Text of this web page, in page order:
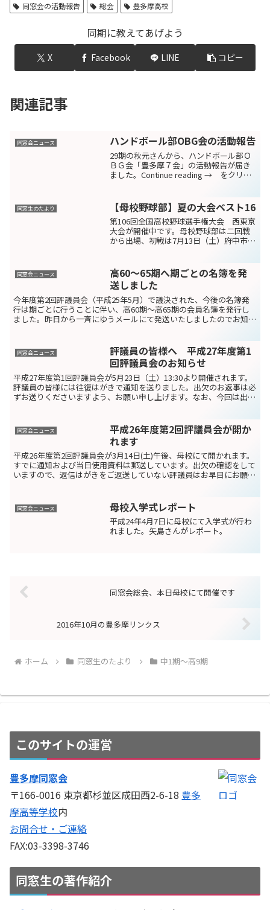
同窓会の活動報告
総会 豊多摩高校
同期に教えてあげよう
X Facebook LINE コピー
関連記事
同窓会ニュース ハンドボール部OBG会の活動報告
29期の秋元さんから、ハンドボール部Ｏ
ＢＧ会「豊多摩７会」の活動報告が届き
ました。Continue reading → をクリッ
同窓生のたより 【母校野球部】夏の大会ベスト16
第106回全国高校野球選手権大会 西東京
大会が開催中です。母校野球部は二回戦
から出場、初戦は7月13日（土）府中市民
球場で中大杉並高校と対戦、6対0で勝利
しました。...
同窓会ニュース
高60～65期へ期ごとの名簿を発
送しました
今年度第2回評議員会（平成25年5月）で議決された、今後の名簿発
行は期ごとに行うことに伴い、高60期～高65期の会員名簿を発行し
ました。昨日から一斉にゆうメールにて発送いたしましたのでお知ら
同窓会ニュース
評議員の皆様へ 平成27年度第1
回評議員会のお知らせ
平成27年度第1回評議員会が5月23日（土）13:30より開催されます。
評議員の皆様には往復はがきで通知を送りました。出欠のお返事は必
ずお送りくださいますよう、お願い申し上げます。なお、今回は出席
同窓会ニュース
平成26年度第2回評議員会が開か
れます
平成26年度第2回評議員会が3月14日(土)午後、母校にて開かれます。
すでに通知および当日使用資料は郵送しています。出欠の確認をして
いますので、返信はがきをご返送していない評議員はお早目にお願い
同窓会ニュース 母校入学式レポート
平成24年4月7日に母校にて入学式が行わ
れました。矢島さんがレポート。
同窓会総会、本日母校にて開催です
2016年10月の豊多摩リンクス
ホーム 同窓生のたより 中1期～高9期
このサイトの運営
豊多摩同窓会
〒166-0016 東京都杉並区成田西2-6-18 豊多
摩高等学校内
お問合せ・ご連絡
FAX:03-3398-3746
同窓生の著作紹介